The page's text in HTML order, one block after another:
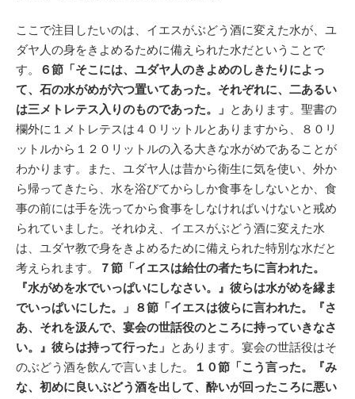
ここで注目したいのは、イエスがぶどう酒に変えた水が、ユ
ダヤ人の身をきよめるために備えられた水だということで
す。
６節「そこには、ユダヤ人のきよめのしきたりによっ
て、石の水がめが六つ置いてあった。それぞれに、二あるい
は三メトレテス入りのものであった。」 とあります。聖書の
欄外に１メトレテスは４０リットルとありますから、８０リ
ットルから１２０リットルの入る大きな水がめであることが
わかります。また、ユダヤ人は昔から衛生に気を使い、外か
ら帰ってきたら、水を浴びてからしか食事をしないとか、食
事の前には手を洗ってから食事をしなければいけないと戒め
られていました。それゆえ、イエスがぶどう酒に変えた水
は、ユダヤ教で身をきよめるために備えられた特別な水だと
考えられます。
７節「イエスは給仕の者たちに言われた。
『水がめを水でいっぱいにしなさい。』彼らは水がめを縁ま
でいっぱいにした。」８節「イエスは彼らに言われた。『さ
あ、それを汲んで、宴会の世話役のところに持っていきなさ
い。』彼らは持って行った」 とあります。宴会の世話役はそ
のぶどう酒を飲んで言いました。
１０節「こう言った。『み
な、初めに良いぶどう酒を出して、酔いが回ったころに悪い